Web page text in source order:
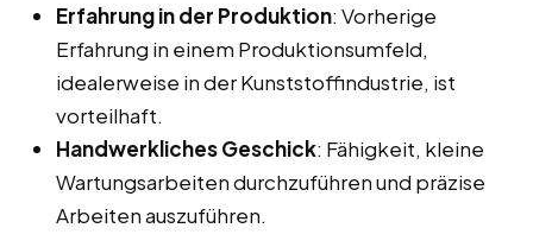
Erfahrung in der Produktion: Vorherige
Erfahrung in einem Produktionsumfeld,
idealerweise in der Kunststoffindustrie, ist
vorteilhaft.
Handwerkliches Geschick: Fähigkeit, kleine
Wartungsarbeiten durchzuführen und präzise
Arbeiten auszuführen.